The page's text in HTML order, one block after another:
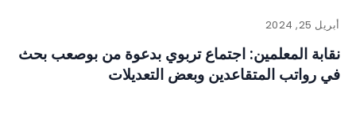
أبريل 25, 2024
نقابة المعلمين: اجتماع تربوي بدعوة من بوصعب بحث
في رواتب المتقاعدين وبعض التعديلات